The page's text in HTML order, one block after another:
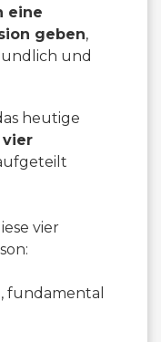
eine
geben,
und
heutige
vier
vier
, fundamental